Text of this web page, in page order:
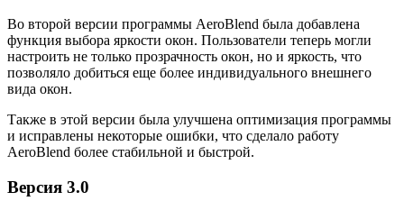
Во второй версии программы AeroBlend была добавлена
функция выбора яркости окон. Пользователи теперь могли
настроить не только прозрачность окон, но и яркость, что
позволяло добиться еще более индивидуального внешнего
вида окон.
Также в этой версии была улучшена оптимизация программы
и исправлены некоторые ошибки, что сделало работу
AeroBlend более стабильной и быстрой.
Версия 3.0